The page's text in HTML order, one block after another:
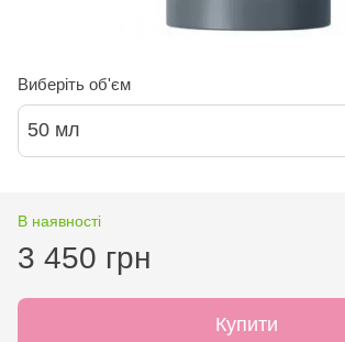
Виберіть об'єм
50 мл
В наявності
3 450 грн
Купити